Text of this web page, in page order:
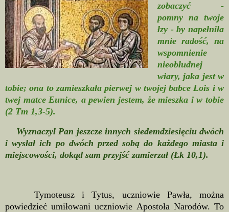
zobaczyć -
pomny na twoje
łzy - by napełniła
mnie radość, na
wspomnienie
nieobłudnej
wiary, jaka jest w
tobie; ona to zamieszkała pierwej w twojej babce Lois i w
twej matce Eunice, a pewien jestem, że mieszka i w tobie
(2 Tm 1,3-5).
Wyznaczył Pan jeszcze innych siedemdziesięciu dwóch
i wysłał ich po dwóch przed sobą do każdego miasta i
miejscowości, dokąd sam przyjść zamierzał (Łk 10,1).
Tymoteusz i Tytus, uczniowie Pawła, można
powiedzieć umiłowani uczniowie Apostoła Narodów. To